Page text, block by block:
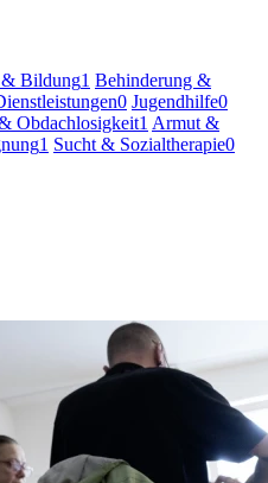
Bildung1 Behinderung &
0 Jugendhilfe0
Obdachlosigkeit1 Armut &
1 Sucht & Sozialtherapie0